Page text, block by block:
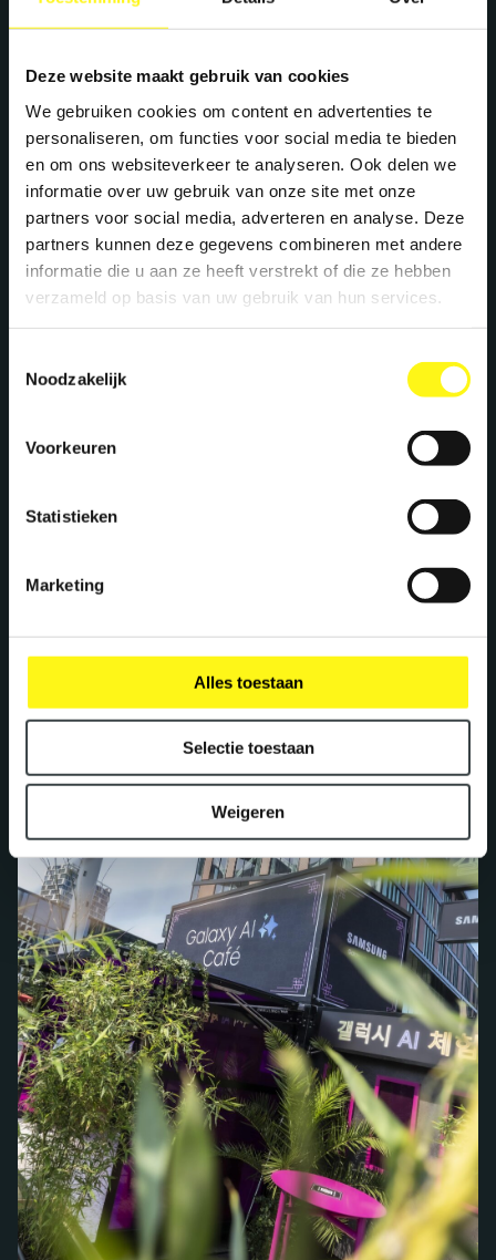
Deze website maakt gebruik van cookies
We gebruiken cookies om content en advertenties te
personaliseren, om functies voor social media te bieden
en om ons websiteverkeer te analyseren. Ook delen we
informatie over uw gebruik van onze site met onze
partners voor social media, adverteren en analyse. Deze
partners kunnen deze gegevens combineren met andere
informatie die u aan ze heeft verstrekt of die ze hebben
verzameld op basis van uw gebruik van hun services.
Noodzakelijk
Voorkeuren
Statistieken
Marketing
Alles toestaan
Selectie toestaan
Weigeren